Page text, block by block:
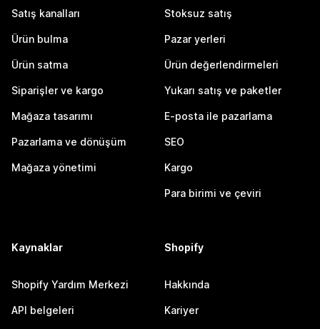
Satış kanalları
Ürün bulma
Ürün satma
Siparişler ve kargo
Mağaza tasarımı
Pazarlama ve dönüşüm
Mağaza yönetimi
Stoksuz satış
Pazar yerleri
Ürün değerlendirmeleri
Yukarı satış ve paketler
E-posta ile pazarlama
SEO
Kargo
Para birimi ve çeviri
Kaynaklar
Shopify Yardım Merkezi
API belgeleri
Shopify
Hakkında
Kariyer